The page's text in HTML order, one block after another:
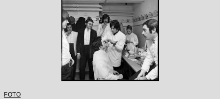
FOTO